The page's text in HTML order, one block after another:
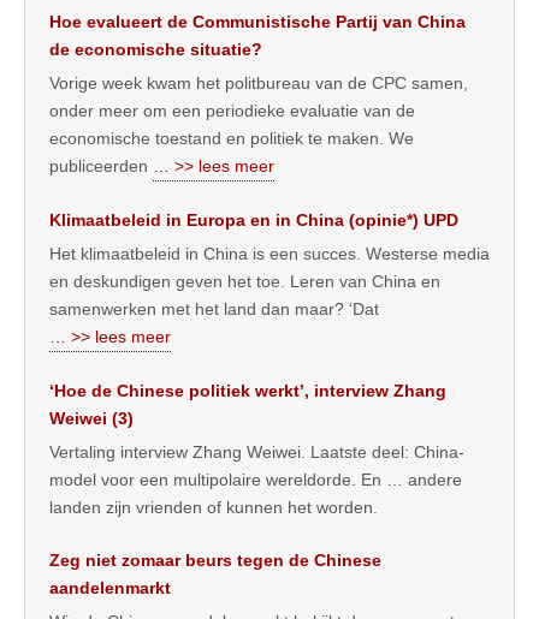
Hoe evalueert de Communistische Partij van China
de economische situatie?
Vorige week kwam het politbureau van de CPC samen,
onder meer om een periodieke evaluatie van de
economische toestand en politiek te maken. We
publiceerden
… >> lees meer
Klimaatbeleid in Europa en in China (opinie*) UPD
Het klimaatbeleid in China is een succes. Westerse media
en deskundigen geven het toe. Leren van China en
samenwerken met het land dan maar? ‘Dat
… >> lees meer
‘Hoe de Chinese politiek werkt’, interview Zhang
Weiwei (3)
Vertaling interview Zhang Weiwei. Laatste deel: China-
model voor een multipolaire wereldorde. En … andere
landen zijn vrienden of kunnen het worden.
Zeg niet zomaar beurs tegen de Chinese
aandelenmarkt